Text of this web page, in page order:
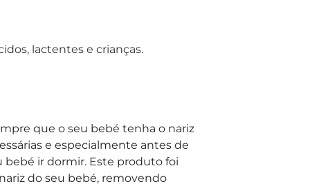
lactentes e crianças.
que o seu bebé tenha o nariz
e especialmente antes de
bebé ir dormir. Este produto foi
do seu bebé, removendo